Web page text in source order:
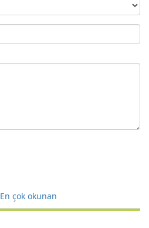
En çok okunan